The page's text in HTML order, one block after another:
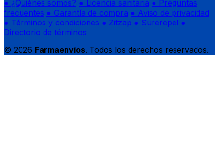
● ¿Quiénes somos? ● Licencia sanitaria ● Preguntas
frecuentes ● Garantía de compra ● Aviso de privacidad
● Términos y condiciones ● Zitzap ● Surerepel ●
Directorio de términos
© 2026 Farmaenvíos. Todos los derechos reservados.